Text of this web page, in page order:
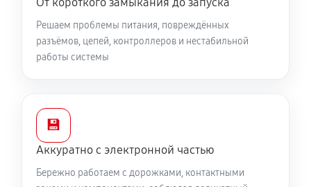
Решаем проблемы питания, повреждённых
разъёмов, цепей, контроллеров и нестабильной
работы системы
💾
Аккуратно с электронной частью
Бережно работаем с дорожками, контактными